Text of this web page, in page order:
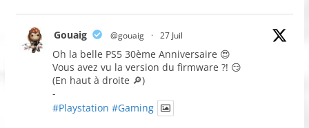
Gouaig @gouaig · 27 Juil
Oh la belle PS5 30ème Anniversaire 😍
Vous avez vu la version du firmware ?! 😏
(En haut à droite 🔎)
-
#Playstation #Gaming